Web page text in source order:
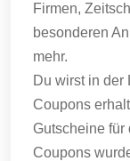
Firmen,
besonderen
mehr.
Du wirst in der
Coupons
Gutscheine für
Coupons